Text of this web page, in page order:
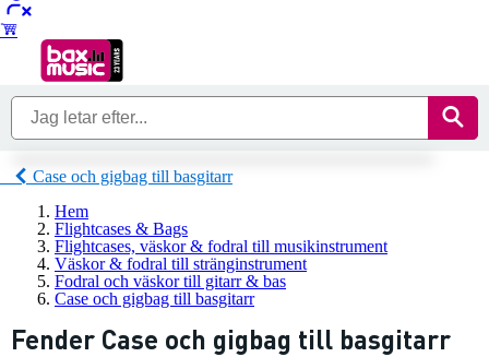
Case och gigbag till basgitarr
Hem
Flightcases & Bags
Flightcases, väskor & fodral till musikinstrument
Väskor & fodral till stränginstrument
Fodral och väskor till gitarr & bas
Case och gigbag till basgitarr
Fender Case och gigbag till basgitarr